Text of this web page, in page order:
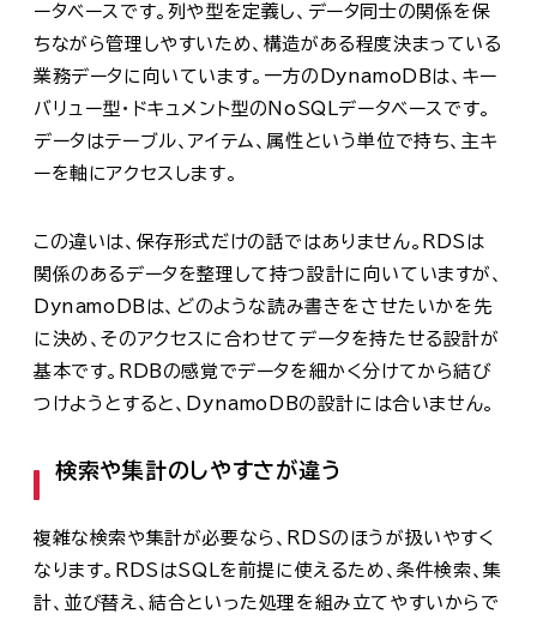
ータベースです。列や型を定義し、データ同士の関係を保
ちながら管理しやすいため、構造がある程度決まっている
業務データに向いています。一方のDynamoDBは、キー
バリュー型・ドキュメント型のNoSQLデータベースです。
データはテーブル、アイテム、属性という単位で持ち、主キ
ーを軸にアクセスします。
この違いは、保存形式だけの話ではありません。RDSは
関係のあるデータを整理して持つ設計に向いていますが、
DynamoDBは、どのような読み書きをさせたいかを先
に決め、そのアクセスに合わせてデータを持たせる設計が
基本です。RDBの感覚でデータを細かく分けてから結び
つけようとすると、DynamoDBの設計には合いません。
検索や集計のしやすさが違う
複雑な検索や集計が必要なら、RDSのほうが扱いやすく
なります。RDSはSQLを前提に使えるため、条件検索、集
計、並び替え、結合といった処理を組み立てやすいからで